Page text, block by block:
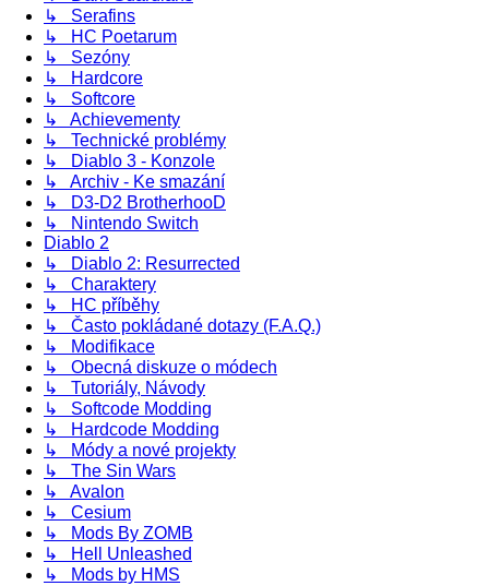
↳ Serafins
↳ HC Poetarum
↳ Sezóny
↳ Hardcore
↳ Softcore
↳ Achievementy
↳ Technické problémy
↳ Diablo 3 - Konzole
↳ Archiv - Ke smazání
↳ D3-D2 BrotherhooD
↳ Nintendo Switch
Diablo 2
↳ Diablo 2: Resurrected
↳ Charaktery
↳ HC příběhy
↳ Často pokládané dotazy (F.A.Q.)
↳ Modifikace
↳ Obecná diskuze o módech
↳ Tutoriály, Návody
↳ Softcode Modding
↳ Hardcode Modding
↳ Módy a nové projekty
↳ The Sin Wars
↳ Avalon
↳ Cesium
↳ Mods By ZOMB
↳ Hell Unleashed
↳ Mods by HMS